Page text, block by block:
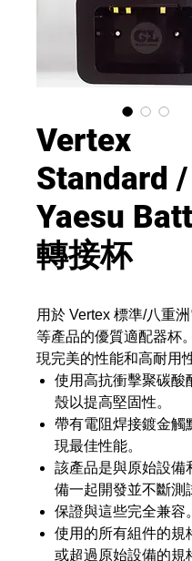
Vertex
Standard /
Yaesu
轉接杯
用於 Vertex 標準/八重
等產品的優質適配器杯
現完美的性能和高耐用性
使用高抗衝擊聚碳酸
殼以提高堅固性。
帶有電阻焊接鍍金觸
現最佳性能。
該產品是與原始設備
備一起開發並不斷測
保證與這些完全兼容。
使用的所有組件的規
或超過原始設備的規